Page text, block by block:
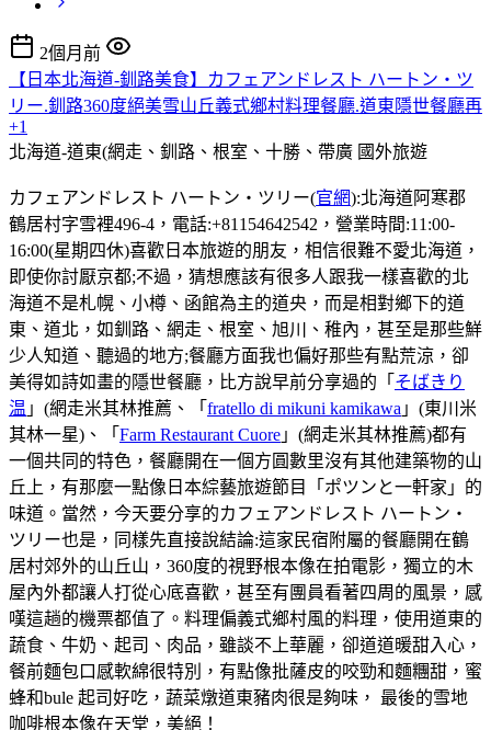
2個月前
【日本北海道-釧路美食】カフェアンドレスト ハートン・ツ
リー.釧路360度絕美雪山丘義式鄉村料理餐廳.道東隱世餐廳再
+1
北海道-道東(網走、釧路、根室、十勝、帶廣 國外旅遊
カフェアンドレスト ハートン・ツリー(官網):北海道阿寒郡
鶴居村字雪裡496-4，電話:+81154642542，營業時間:11:00-
16:00(星期四休)喜歡日本旅遊的朋友，相信很難不愛北海道，
即使你討厭京都;不過，猜想應該有很多人跟我一樣喜歡的北
海道不是札幌、小樽、函館為主的道央，而是相對鄉下的道
東、道北，如釧路、網走、根室、旭川、稚內，甚至是那些鮮
少人知道、聽過的地方;餐廳方面我也偏好那些有點荒涼，卻
美得如詩如畫的隱世餐廳，比方說早前分享過的「 そばきり
温 」(網走米其林推薦、「 fratello di mikuni kamikawa 」(東川米
其林一星)、「 Farm Restaurant Cuore 」(網走米其林推薦)都有
一個共同的特色，餐廳開在一個方圓數里沒有其他建築物的山
丘上，有那麼一點像日本綜藝旅遊節目「ポツンと一軒家」的
味道。當然，今天要分享的カフェアンドレスト ハートン・
ツリー也是，同樣先直接說結論:這家民宿附屬的餐廳開在鶴
居村郊外的山丘山，360度的視野根本像在拍電影，獨立的木
屋內外都讓人打從心底喜歡，甚至有團員看著四周的風景，感
嘆這趟的機票都值了。料理偏義式鄉村風的料理，使用道東的
蔬食、牛奶、起司、肉品，雖談不上華麗，卻道道暖甜入心，
餐前麵包口感軟綿很特別，有點像批薩皮的咬勁和麵糰甜，蜜
蜂和bule 起司好吃，蔬菜燉道東豬肉很是夠味， 最後的雪地
咖啡根本像在天堂，美絕！